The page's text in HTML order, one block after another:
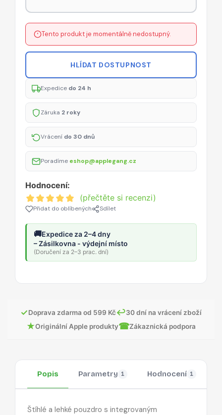
Tento produkt je momentálně nedostupný.
HLÍDAT DOSTUPNOST
Expedice do 24 h
Záruka 2 roky
Vrácení do 30 dnů
Poradíme eshop@applegang.cz
Hodnocení:
(přečtěte si recenzi)
Přidat do oblíbených Sdílet
🚚Expedice za 2–4 dny
– Zásilkovna - výdejní místo
(Doručení za 2–3 prac. dní)
✓Doprava zdarma od 599 Kč↩30 dní na vrácení zboží
★Originální Apple produkty☎Zákaznická podpora
Popis Parametry 1 Hodnocení 1
Štíhlé a lehké pouzdro s integrovaným